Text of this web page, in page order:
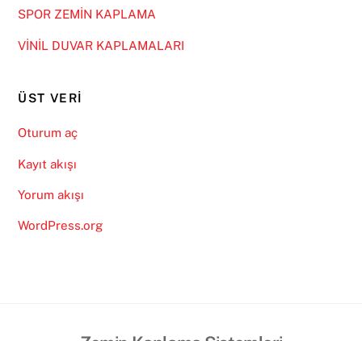
SPOR ZEMİN KAPLAMA
VİNİL DUVAR KAPLAMALARI
ÜST VERI
Oturum aç
Kayıt akışı
Yorum akışı
WordPress.org